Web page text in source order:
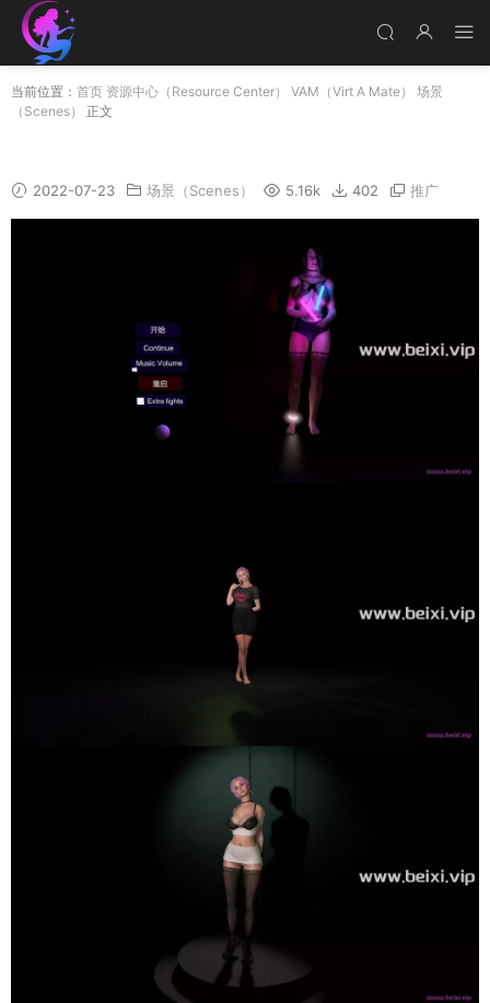
当前位置： 首页 资源中心（Resource Center） VAM（Virt A Mate）
场景
（Scenes）
正文
2022-07-23 场景（Scenes） 5.16k 402 推广